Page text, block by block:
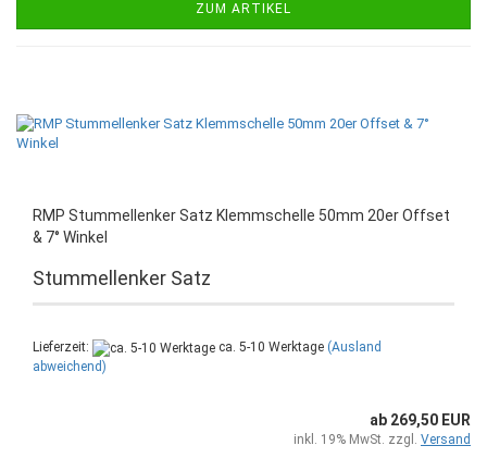
ZUM ARTIKEL
RMP Stummellenker Satz Klemmschelle 50mm 20er Offset
& 7° Winkel
Stummellenker Satz
Lieferzeit: ca. 5-10 Werktage (Ausland
abweichend)
ab 269,50 EUR
inkl. 19% MwSt. zzgl. Versand